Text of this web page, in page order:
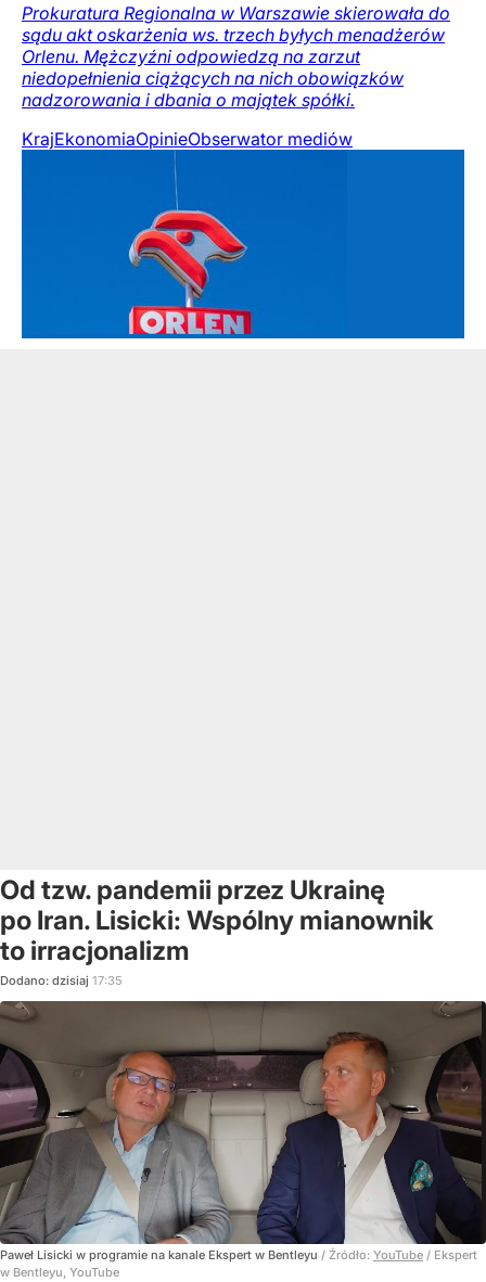
Prokuratura Regionalna w Warszawie skierowała do
sądu akt oskarżenia ws. trzech byłych menadżerów
Orlenu. Mężczyźni odpowiedzą na zarzut
niedopełnienia ciążących na nich obowiązków
nadzorowania i dbania o majątek spółki.
KrajEkonomiaOpinieObserwator mediów
Od tzw. pandemii przez Ukrainę
po Iran. Lisicki: Wspólny mianownik
to irracjonalizm
Dodano: dzisiaj 17:35
Paweł Lisicki w programie na kanale Ekspert w Bentleyu / Źródło: YouTube / Ekspert
w Bentleyu, YouTube